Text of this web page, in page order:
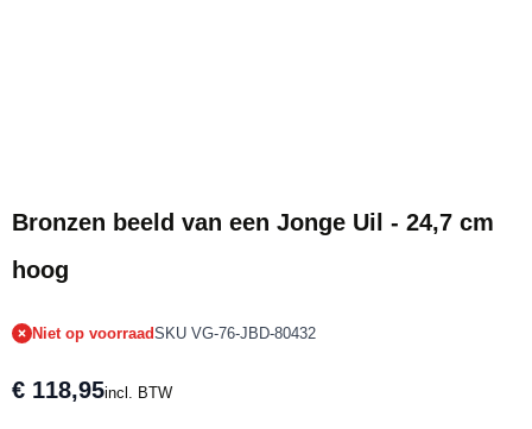
Bronzen beeld van een Jonge Uil - 24,7 cm
hoog
Niet op voorraadSKU VG-76-JBD-80432
€ 118,95incl. BTW